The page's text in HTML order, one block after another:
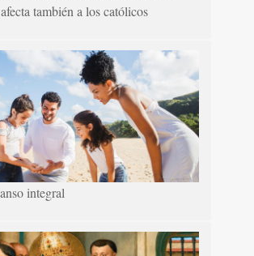
también a los católicos
integral